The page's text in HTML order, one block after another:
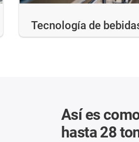
Tecnología de
Así es
hasta 28